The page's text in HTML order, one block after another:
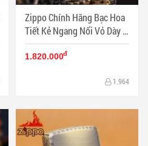
Zippo Chính Hãng Bạc Hoa
Tiết Kẻ Ngang Nổi Vỏ Dày -
Mã SP: ZPC1290
1.820.000đ
1.964